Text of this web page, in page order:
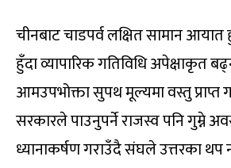
चीनबाट चाडपर्व लक्षित सामान
हुँदा व्यापारिक गतिविधि अपेक्षाकृत
आमउपभोक्ता सुपथ मूल्यमा वस्तु प्राप्त
सरकारले पाउनुपर्ने राजस्व पनि गुम्ने
ध्यानाकर्षण गराउँदै संघले उत्तरका थप